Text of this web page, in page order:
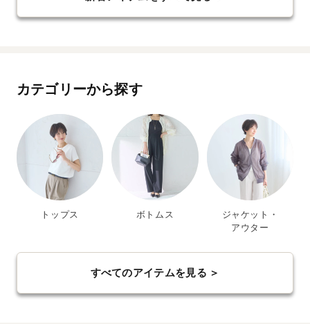
カテゴリーから探す
トップス ボトムス
ジャケット・
アウター
すべてのアイテムを見る ＞